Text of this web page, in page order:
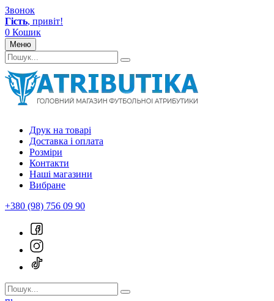
Звонок
Гість, привіт!
0 Кошик
Меню
Друк на товарі
Доставка і оплата
Розміри
Контакти
Наші магазини
Вибране
+380 (98) 756 09 90